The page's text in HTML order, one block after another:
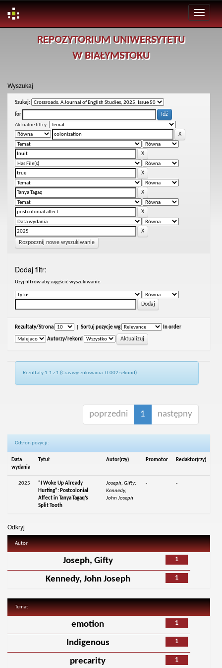
REPOZYTORIUM UNIWERSYTETU
W BIAŁYMSTOKU
Wyszukaj
Szukaj:
for
Aktualne filtry:
Rozpocznij nowe wyszukiwanie
Dodaj filtr:
Uzyj filtrów aby zagęścić wyszukiwanie.
Rezultaty/Strona Sortuj pozycje wg In order
Autorzy/rekord
Rezultaty 1-1 z 1 (Czas wyszukiwania: 0.002 sekund).
poprzedni 1 następny
Odsłon pozycji:
Data
wydania
Tytuł Autor(rzy) Promotor Redaktor(rzy)
2025
“I Woke Up Already
Hurting”: Postcolonial
Affect in Tanya Tagaq’s
Split Tooth
Joseph, Gifty;
Kennedy,
John Joseph
- -
Odkryj
Autor
1
Joseph, Gifty
1
Kennedy, John Joseph
Temat
1
emotion
1
Indigenous
1
precarity